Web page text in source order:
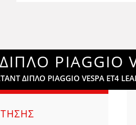
PIAGGIO
ΔΙΠΛΟ PIAGGIO VESPA ET4